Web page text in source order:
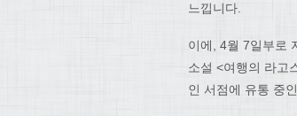
느낍니다.
이에, 4월 7일부로
소설 <여행의 라고
인 서점에 유통 중